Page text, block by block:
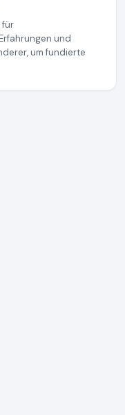
für
und
um fundierte